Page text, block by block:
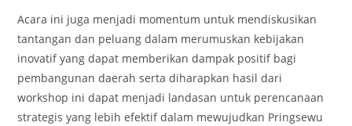
Acara ini juga menjadi momentum untuk mendiskusikan
tantangan dan peluang dalam merumuskan kebijakan
inovatif yang dapat memberikan dampak positif bagi
pembangunan daerah serta diharapkan hasil dari
workshop ini dapat menjadi landasan untuk perencanaan
strategis yang lebih efektif dalam mewujudkan Pringsewu